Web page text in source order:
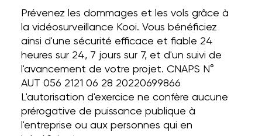
Prévenez les dommages et les vols grâce à
la vidéosurveillance Kooi. Vous bénéficiez
ainsi d'une sécurité efficace et fiable 24
heures sur 24, 7 jours sur 7, et d'un suivi de
l'avancement de votre projet. CNAPS N°
AUT 056 2121 06 28 20220699866
L'autorisation d'exercice ne confère aucune
prérogative de puissance publique à
l'entreprise ou aux personnes qui en